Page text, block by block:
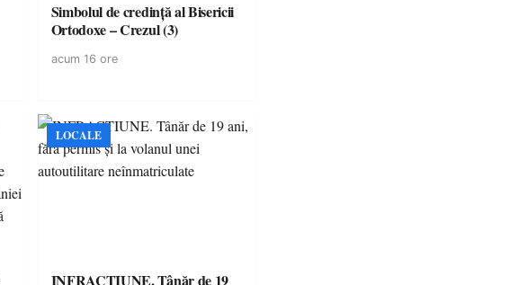
Simbolul de credinţă al Bisericii
Ortodoxe – Crezul (3)
acum 16 ore
LOCALE
INFRACȚIUNE. Tânăr de 19